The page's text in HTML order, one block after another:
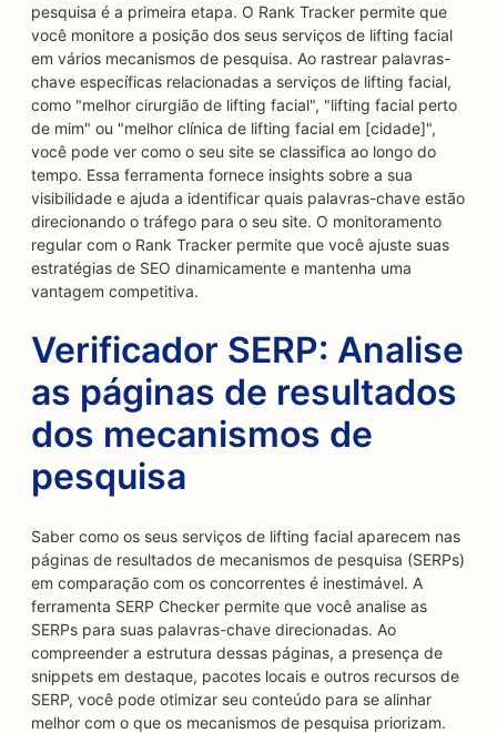
pesquisa é a primeira etapa. O Rank Tracker permite que
você monitore a posição dos seus serviços de lifting facial
em vários mecanismos de pesquisa. Ao rastrear palavras-
chave específicas relacionadas a serviços de lifting facial,
como "melhor cirurgião de lifting facial", "lifting facial perto
de mim" ou "melhor clínica de lifting facial em [cidade]",
você pode ver como o seu site se classifica ao longo do
tempo. Essa ferramenta fornece insights sobre a sua
visibilidade e ajuda a identificar quais palavras-chave estão
direcionando o tráfego para o seu site. O monitoramento
regular com o Rank Tracker permite que você ajuste suas
estratégias de SEO dinamicamente e mantenha uma
vantagem competitiva.
Verificador SERP: Analise
as páginas de resultados
dos mecanismos de
pesquisa
Saber como os seus serviços de lifting facial aparecem nas
páginas de resultados de mecanismos de pesquisa (SERPs)
em comparação com os concorrentes é inestimável. A
ferramenta SERP Checker permite que você analise as
SERPs para suas palavras-chave direcionadas. Ao
compreender a estrutura dessas páginas, a presença de
snippets em destaque, pacotes locais e outros recursos de
SERP, você pode otimizar seu conteúdo para se alinhar
melhor com o que os mecanismos de pesquisa priorizam.